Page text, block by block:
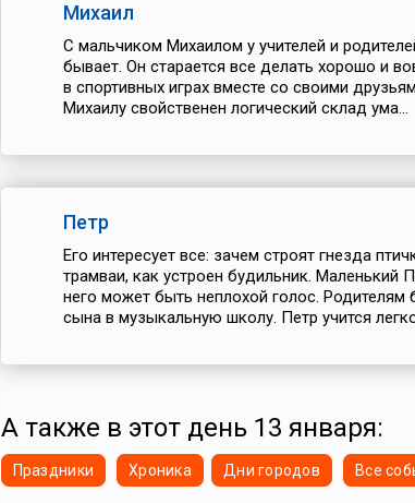
Михаил
С мальчиком Михаилом у учителей и
бывает. Он старается все делать хорошо и
в спортивных играх вместе со своими
Михаилу свойственен логический склад ума...
Петр
Его интересует все: зачем строят гнезда
трамваи, как устроен будильник. Маленький
него может быть неплохой голос. Родителям
сына в музыкальную школу. Петр учится
А также в этот день 13 января:
Праздники Хроника Дни городов Все